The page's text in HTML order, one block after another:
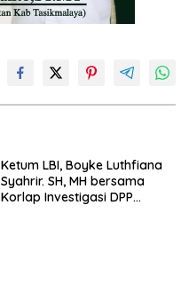
Ketum LBI, Boyke Luthfiana
Syahrir. SH, MH bersama
Korlap Investigasi DPP